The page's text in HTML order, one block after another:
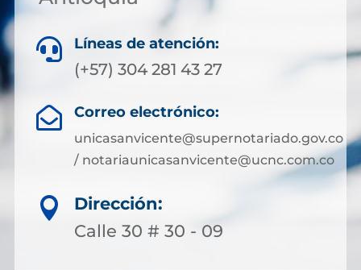
 Líneas de atención:
(+57) 304 281 43 27
 Correo electrónico:
unicasanvicente@supernotariado.gov.co
/ notariaunicasanvicente@ucnc.com.co

Dirección:
Calle 30 # 30 - 09